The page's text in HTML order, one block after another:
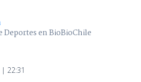
Deportes en BioBioChile
22:31